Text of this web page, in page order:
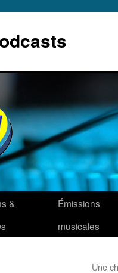
&
Émissions
musicales
Une